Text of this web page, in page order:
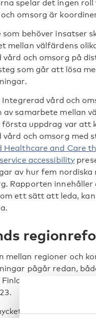
spelar det ingen
omsorg är
som behöver insatser
mellan välfärdens
vård och omsorg på
som går att lösa
vård och
av samarbete mellan
första uppdrag var att
vård och omsorg med
Healthcare and Care
accessibility
av hur fem
Rapporten
ett sätt att leda,
mellan regioner och
pågår redan,
först ut med
intressant det